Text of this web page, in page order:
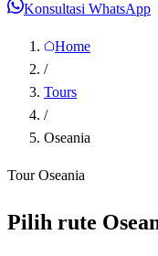
Konsultasi WhatsApp
Home
/
Tours
/
Oseania
Tour Oseania
Pilih rute